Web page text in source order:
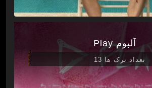
آلبوم Play
تعداد ترک ها 13